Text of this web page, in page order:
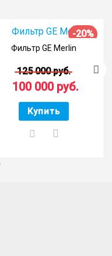
-20%
Фильтр GE Merlin
125 000 руб.
100 000 руб.
Купить